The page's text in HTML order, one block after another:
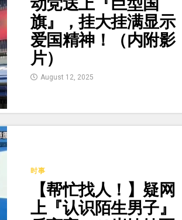
动党送上『巨型国
旗』，挂大挂满显示
爱国精神！（内附影
片）
August 12, 2025
时事
【帮忙找人！】疑网
上『认识陌生男子』